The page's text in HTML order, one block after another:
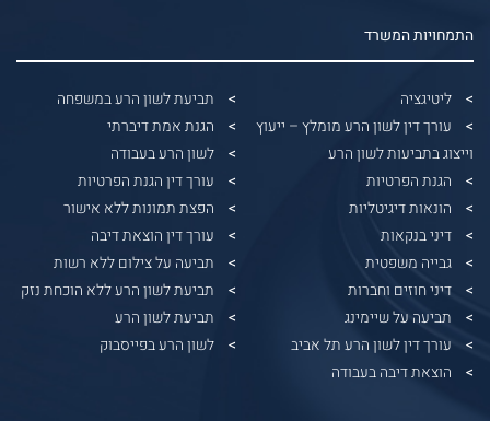
התמחויות המשרד
ליטיגציה
עורך דין לשון הרע מומלץ – ייעוץ
וייצוג בתביעות לשון הרע
הגנת הפרטיות
הונאות דיגיטליות
דיני בנקאות
גבייה משפטית
דיני חוזים וחברות
תביעה על שיימינג
עורך דין לשון הרע תל אביב
הוצאת דיבה בעבודה
תביעת לשון הרע במשפחה
הגנת אמת דיברתי
לשון הרע בעבודה
עורך דין הגנת הפרטיות
הפצת תמונות ללא אישור
עורך דין הוצאת דיבה
תביעה על צילום ללא רשות
תביעת לשון הרע ללא הוכחת נזק
תביעת לשון הרע
לשון הרע בפייסבוק